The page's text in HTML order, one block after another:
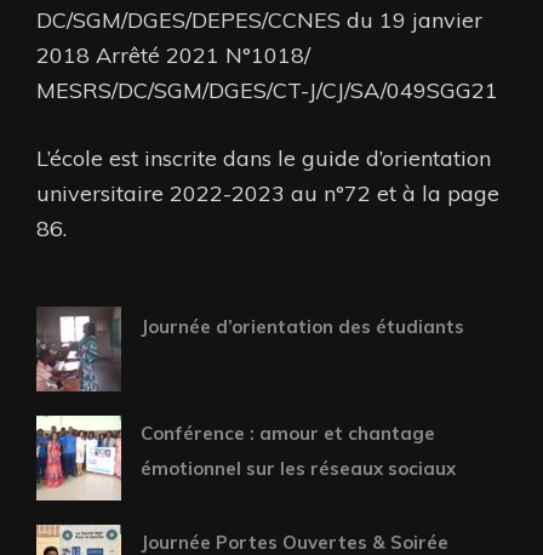
DC/SGM/DGES/DEPES/CCNES du 19 janvier
2018 Arrêté 2021 N°1018/
MESRS/DC/SGM/DGES/CT-J/CJ/SA/049SGG21
L’école est inscrite dans le guide d’orientation
universitaire 2022-2023 au n°72 et à la page
86.
Journée d’orientation des étudiants
Conférence : amour et chantage
émotionnel sur les réseaux sociaux
Journée Portes Ouvertes & Soirée